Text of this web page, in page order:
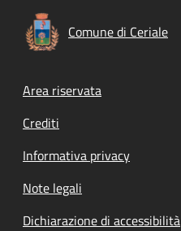
Comune di Ceriale
Footer menu
Area riservata
Crediti
Informativa privacy
Note legali
Dichiarazione di accessibilità